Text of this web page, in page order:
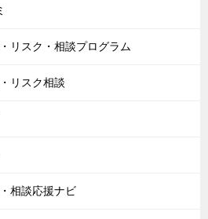
リスク・相談プログラム
リスク相談
相談応援ナビ